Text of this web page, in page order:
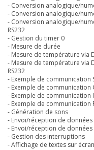
- Conversion analogique/
- Conversion analogique/
- Conversion analogique/
RS232
- Gestion du timer 0
- Mesure de durée
- Mesure de température via
- Mesure de température via
RS232
- Exemple de communication
- Exemple de communication
- Exemple de communication
- Exemple de communication
- Génération de sons
- Envoi/réception de données
- Envoi/réception de données
- Gestion des interruptions
- Affichage de textes sur